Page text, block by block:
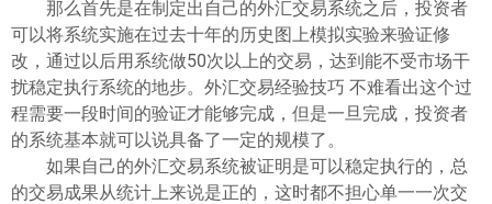
那么首先是在制定出自己的外汇交易系统之后，投资者
可以将系统实施在过去十年的历史图上模拟实验来验证修
改，通过以后用系统做50次以上的交易，达到能不受市场干
扰稳定执行系统的地步。外汇交易经验技巧 不难看出这个过
程需要一段时间的验证才能够完成，但是一旦完成，投资者
的系统基本就可以说具备了一定的规模了。
如果自己的外汇交易系统被证明是可以稳定执行的，总
的交易成果从统计上来说是正的，这时都不担心单一一次交